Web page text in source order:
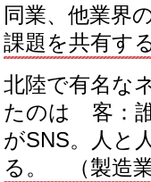
同業、他業界
課題を共有す
北陸で有名な
たのは 客：
がSNS。人と
る。 （製造